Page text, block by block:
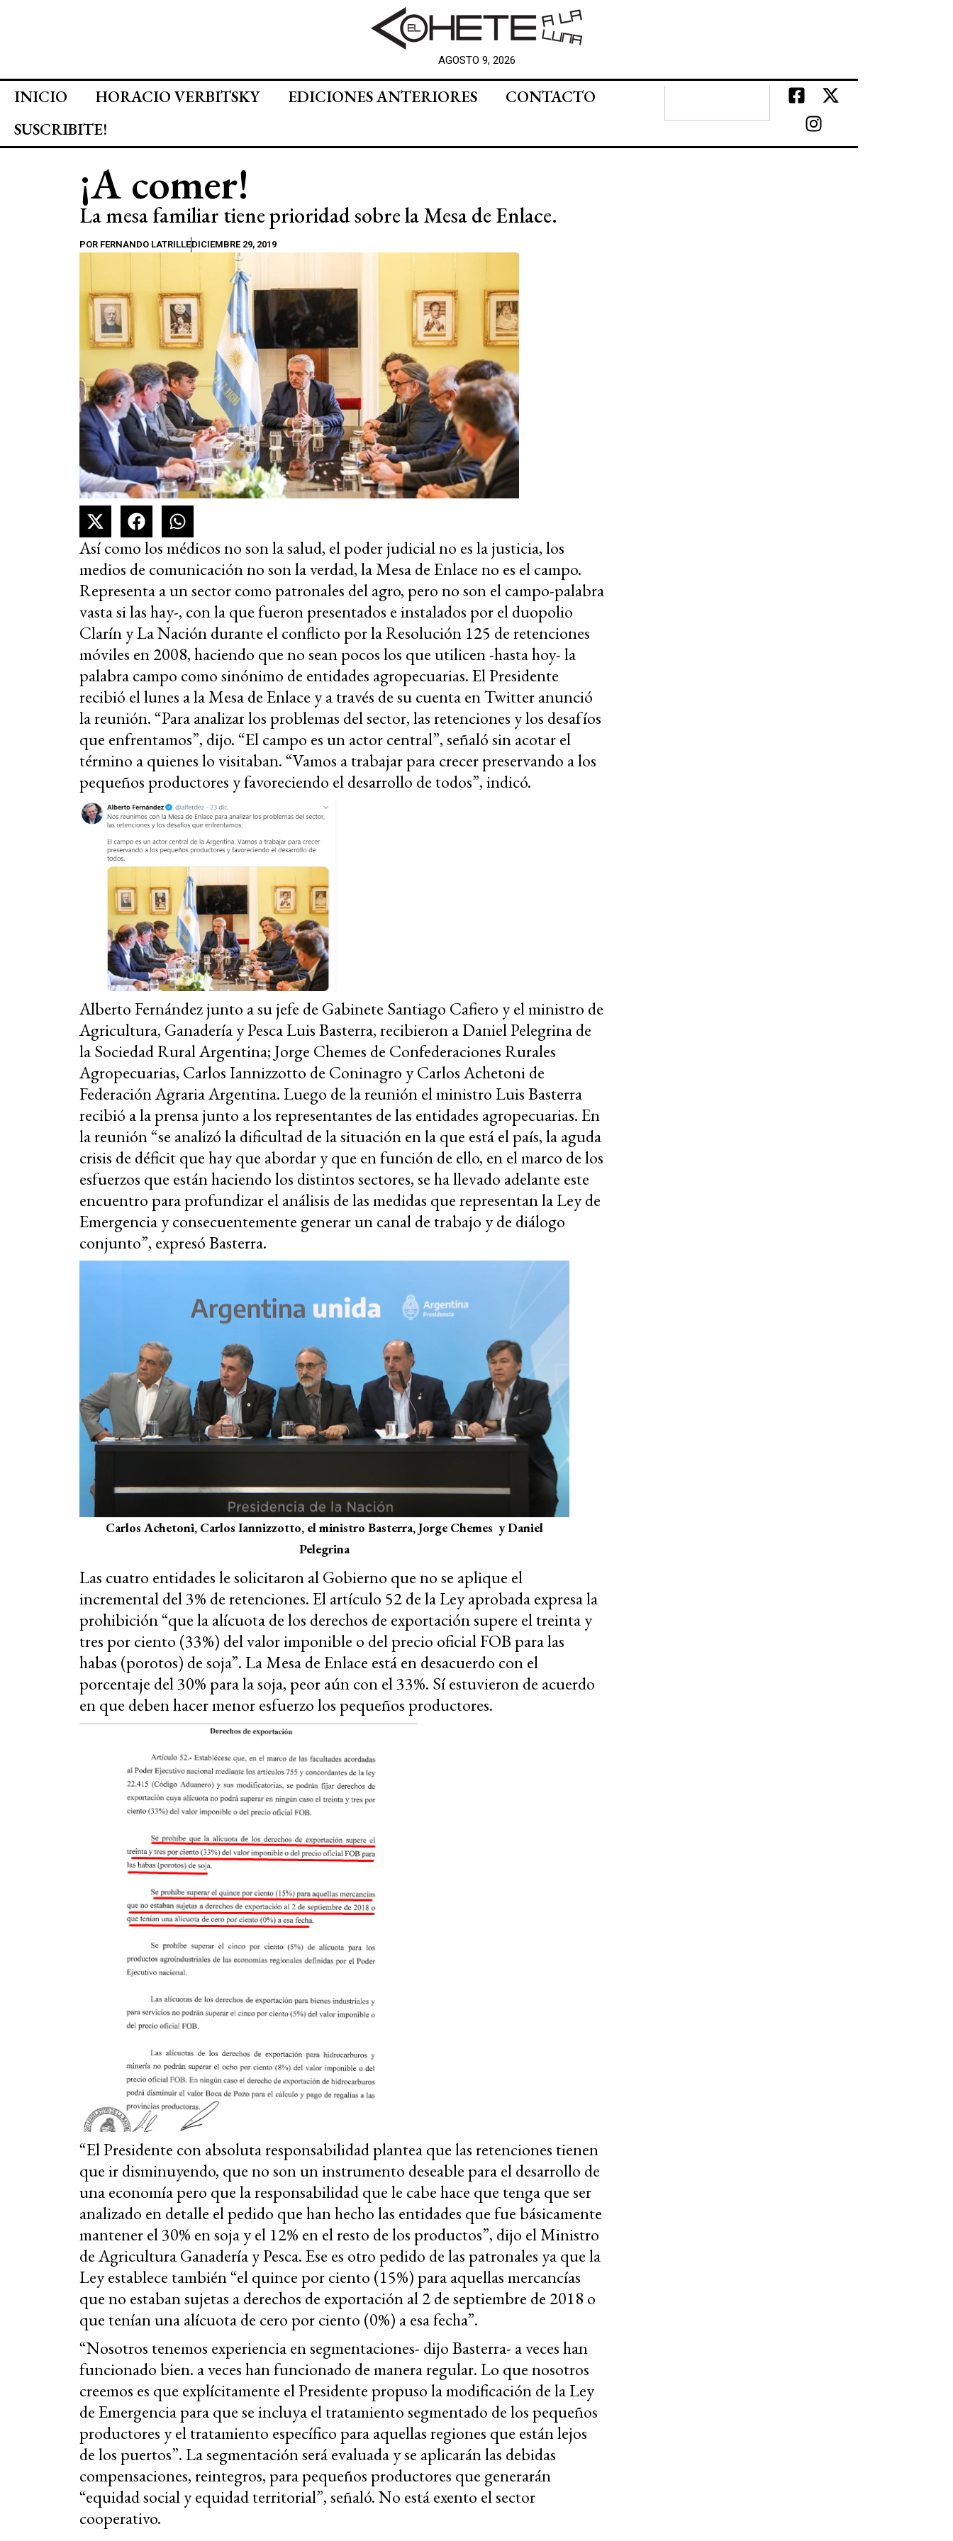
AGOSTO 9, 2026
INICIO HORACIO VERBITSKY EDICIONES ANTERIORES
CONTACTO
SUSCRIBITE!
¡A comer!
La mesa familiar tiene prioridad sobre la Mesa de Enlace.
POR FERNANDO LATRILLEDICIEMBRE 29, 2019
Así como los médicos no son la salud, el poder judicial no es la justicia, los
medios de comunicación no son la verdad, la Mesa de Enlace no es el campo.
Representa a un sector como patronales del agro, pero no son el campo-palabra
vasta si las hay-, con la que fueron presentados e instalados por el duopolio
Clarín y La Nación durante el conflicto por la Resolución 125 de retenciones
móviles en 2008, haciendo que no sean pocos los que utilicen -hasta hoy- la
palabra campo como sinónimo de entidades agropecuarias. El Presidente
recibió el lunes a la Mesa de Enlace y a través de su cuenta en Twitter anunció
la reunión. “Para analizar los problemas del sector, las retenciones y los desafíos
que enfrentamos”, dijo. “El campo es un actor central”, señaló sin acotar el
término a quienes lo visitaban. “Vamos a trabajar para crecer preservando a los
pequeños productores y favoreciendo el desarrollo de todos”, indicó.
Alberto Fernández junto a su jefe de Gabinete Santiago Cafiero y el ministro de
Agricultura, Ganadería y Pesca Luis Basterra, recibieron a Daniel Pelegrina de
la Sociedad Rural Argentina; Jorge Chemes de Confederaciones Rurales
Agropecuarias, Carlos Iannizzotto de Coninagro y Carlos Achetoni de
Federación Agraria Argentina. Luego de la reunión el ministro Luis Basterra
recibió a la prensa junto a los representantes de las entidades agropecuarias. En
la reunión “se analizó la dificultad de la situación en la que está el país, la aguda
crisis de déficit que hay que abordar y que en función de ello, en el marco de los
esfuerzos que están haciendo los distintos sectores, se ha llevado adelante este
encuentro para profundizar el análisis de las medidas que representan la Ley de
Emergencia y consecuentemente generar un canal de trabajo y de diálogo
conjunto”, expresó Basterra.
Carlos Achetoni, Carlos Iannizzotto, el ministro Basterra, Jorge Chemes y Daniel
Pelegrina
Las cuatro entidades le solicitaron al Gobierno que no se aplique el
incremental del 3% de retenciones. El artículo 52 de la Ley aprobada expresa la
prohibición “que la alícuota de los derechos de exportación supere el treinta y
tres por ciento (33%) del valor imponible o del precio oficial FOB para las
habas (porotos) de soja”. La Mesa de Enlace está en desacuerdo con el
porcentaje del 30% para la soja, peor aún con el 33%. Sí estuvieron de acuerdo
en que deben hacer menor esfuerzo los pequeños productores.
“El Presidente con absoluta responsabilidad plantea que las retenciones tienen
que ir disminuyendo, que no son un instrumento deseable para el desarrollo de
una economía pero que la responsabilidad que le cabe hace que tenga que ser
analizado en detalle el pedido que han hecho las entidades que fue básicamente
mantener el 30% en soja y el 12% en el resto de los productos”, dijo el Ministro
de Agricultura Ganadería y Pesca. Ese es otro pedido de las patronales ya que la
Ley establece también “el quince por ciento (15%) para aquellas mercancías
que no estaban sujetas a derechos de exportación al 2 de septiembre de 2018 o
que tenían una alícuota de cero por ciento (0%) a esa fecha”.
“Nosotros tenemos experiencia en segmentaciones- dijo Basterra- a veces han
funcionado bien. a veces han funcionado de manera regular. Lo que nosotros
creemos es que explícitamente el Presidente propuso la modificación de la Ley
de Emergencia para que se incluya el tratamiento segmentado de los pequeños
productores y el tratamiento específico para aquellas regiones que están lejos
de los puertos”. La segmentación será evaluada y se aplicarán las debidas
compensaciones, reintegros, para pequeños productores que generarán
“equidad social y equidad territorial”, señaló. No está exento el sector
cooperativo.